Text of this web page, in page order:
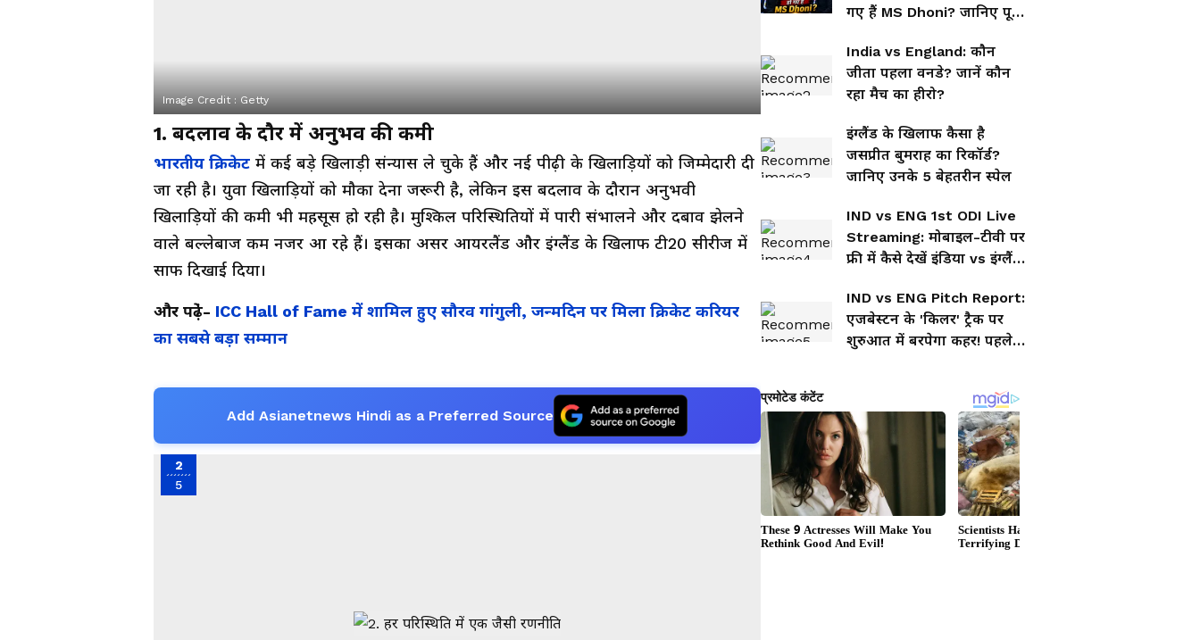
Image Credit : Getty
1. बदलाव के दौर में अनुभव की कमी
भारतीय क्रिकेट में कई बड़े खिलाड़ी संन्यास ले चुके हैं और नई पीढ़ी के खिलाड़ियों को जिम्मेदारी दी
जा रही है। युवा खिलाड़ियों को मौका देना जरूरी है, लेकिन इस बदलाव के दौरान अनुभवी
खिलाड़ियों की कमी भी महसूस हो रही है। मुश्किल परिस्थितियों में पारी संभालने और दबाव झेलने
वाले बल्लेबाज कम नजर आ रहे हैं। इसका असर आयरलैंड और इंग्लैंड के खिलाफ टी20 सीरीज में
साफ दिखाई दिया।
और पढे़ं- ICC Hall of Fame में शामिल हुए सौरव गांगुली, जन्मदिन पर मिला क्रिकेट करियर
का सबसे बड़ा सम्मान
Add Asianetnews Hindi as a Preferred Source
2
5
गए हैं MS Dhoni? जानिए पूरी
India vs England: कौन
जीता पहला वनडे? जानें कौन
रहा मैच का हीरो?
इंग्लैंड के खिलाफ कैसा है
जसप्रीत बुमराह का रिकॉर्ड?
जानिए उनके 5 बेहतरीन स्पेल
IND vs ENG 1st ODI Live
Streaming: मोबाइल-टीवी पर
फ्री में कैसे देखें इंडिया vs इंग्लैंड
IND vs ENG Pitch Report:
एजबेस्टन के 'किलर' ट्रैक पर
शुरुआत में बरपेगा कहर! पहले